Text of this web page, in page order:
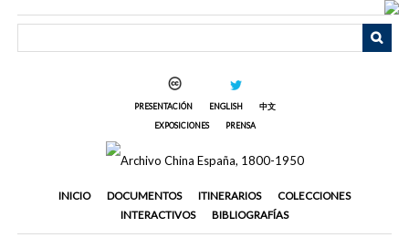
PRESENTACIÓN ENGLISH
中文
EXPOSICIONES
PRENSA
INICIO DOCUMENTOS ITINERARIOS
COLECCIONES
INTERACTIVOS
BIBLIOGRAFÍAS